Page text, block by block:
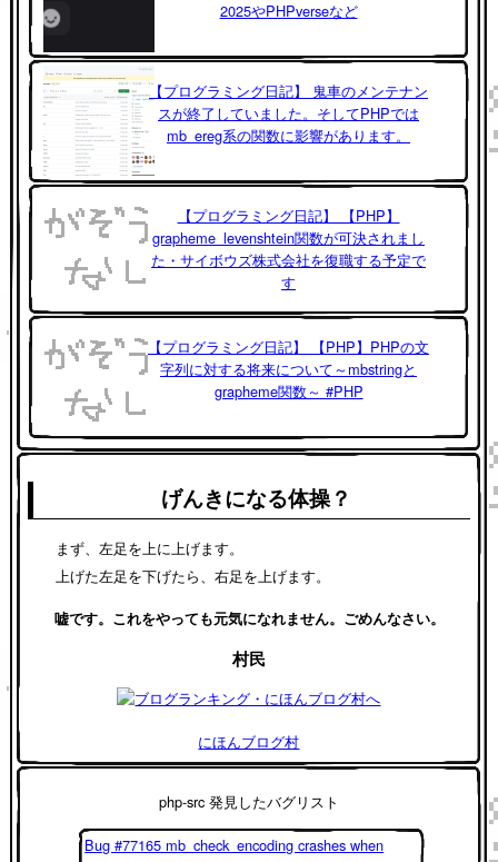
2025やPHPverseなど
【プログラミング日記】 鬼車のメンテナン
スが終了していました。そしてPHPでは
mb_ereg系の関数に影響があります。
【プログラミング日記】 【PHP】
grapheme_levenshtein関数が可決されまし
た・サイボウズ株式会社を復職する予定で
す
【プログラミング日記】 【PHP】PHPの文
字列に対する将来について～mbstringと
grapheme関数～ #PHP
げんきになる体操？
まず、左足を上に上げます。
上げた左足を下げたら、右足を上げます。
嘘です。これをやっても元気になれません。ごめんなさい。
村民
にほんブログ村
php-src 発見したバグリスト
Bug #77165 mb_check_encoding crashes when